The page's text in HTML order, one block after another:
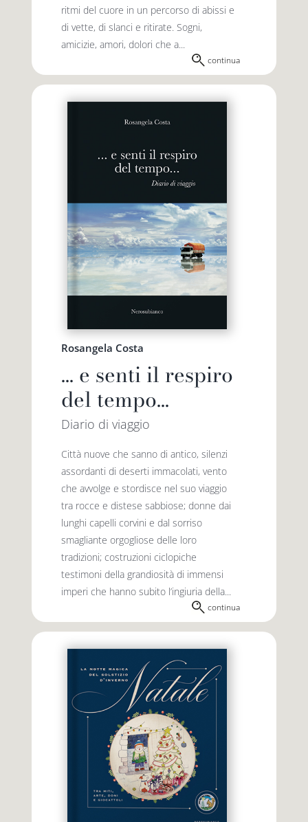
ritmi del cuore in un percorso di abissi e
di vette, di slanci e ritirate. Sogni,
amicizie, amori, dolori che a...
continua
Rosangela Costa
… e senti il respiro
del tempo…
Diario di viaggio
Città nuove che sanno di antico, silenzi
assordanti di deserti immacolati, vento
che avvolge e stordisce nel suo viaggio
tra rocce e distese sabbiose; donne dai
lunghi capelli corvini e dal sorriso
smagliante orgogliose delle loro
tradizioni; costruzioni ciclopiche
testimoni della grandiosità di immensi
imperi che hanno subito l’ingiuria della...
continua